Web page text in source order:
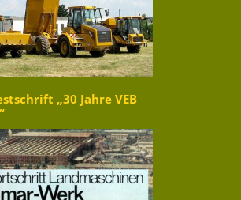
„30 Jahre VEB